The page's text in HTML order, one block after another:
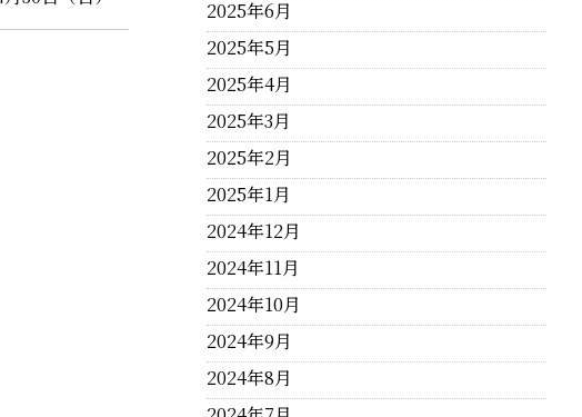
2025年6月
2025年5月
2025年4月
2025年3月
2025年2月
2025年1月
2024年12月
2024年11月
2024年10月
2024年9月
2024年8月